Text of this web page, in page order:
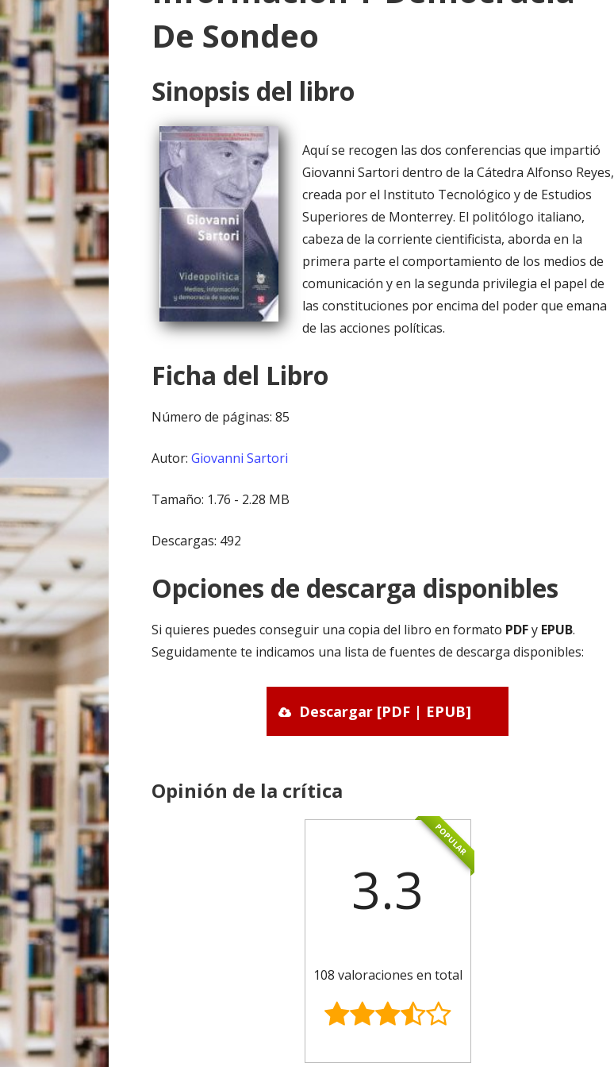
o
De Sondeo
Sinopsis del libro
Aquí se recogen las dos conferencias que impartió
Giovanni Sartori dentro de la Cátedra Alfonso Reyes,
creada por el Instituto Tecnológico y de Estudios
Superiores de Monterrey. El politólogo italiano,
cabeza de la corriente cientificista, aborda en la
primera parte el comportamiento de los medios de
comunicación y en la segunda privilegia el papel de
las constituciones por encima del poder que emana
de las acciones políticas.
Ficha del Libro
Número de páginas: 85
Autor:Giovanni Sartori
Tamaño: 1.76 - 2.28 MB
Descargas: 492
Opciones de descarga disponibles
Si quieres puedes conseguir una copia del libro en formato PDFy EPUB.
Seguidamente te indicamos una lista de fuentes de descarga disponibles:
Descargar [PDF | EPUB]
Opinión de la crítica
POPULAR
3.3
108 valoraciones en total